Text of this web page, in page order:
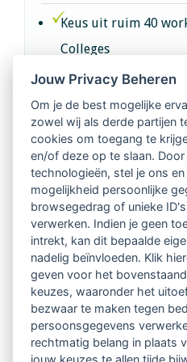
Keus uit ruim 40
Colleges
Intervisie met
Netwerk van 2100
regio's
Vindbaar voor
Tijdschrift voor
Begeleidingskunde &
Beroepsregistratie
Lid worden van LVSC
Jouw Privacy Beheren
Om je de best mogelijke
zowel wij als derde partijen
cookies om toegang te
en/of deze op te slaan.
technologieën, stel je ons
mogelijkheid persoonlijke
browsegedrag of unieke
verwerken. Indien je geen
intrekt, kan dit bepaalde
nadelig beïnvloeden. Klik
geven voor het
keuzes, waaronder het
bezwaar te maken tegen
persoonsgegevens
rechtmatig belang in plaats